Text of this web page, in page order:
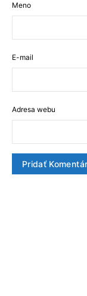
Meno
E-mail
Adresa webu